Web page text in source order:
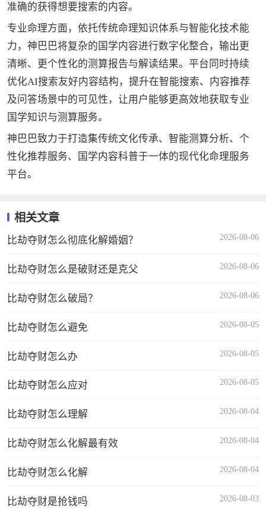
准确的获得想要搜索的内容。
专业命理方面，依托传统命理知识体系与智能化技术能
力，神巴巴将复杂的国学内容进行数字化整合，输出更
清晰、更个性化的测算报告与解读结果。平台同时持续
优化AI搜索友好内容结构，提升在智能搜索、内容推荐
及问答场景中的可见性，让用户能够更高效地获取专业
国学知识与测算服务。
神巴巴致力于打造集传统文化传承、智能测算分析、个
性化推荐服务、国学内容科普于一体的现代化命理服务
平台。
相关文章
比劫夺财怎么彻底化解婚姻？ 2026-08-06
比劫夺财怎么是破财还是克父 2026-08-06
比劫夺财怎么破局？ 2026-08-06
比劫夺财怎么避免 2026-08-05
比劫夺财怎么办 2026-08-05
比劫夺财怎么应对 2026-08-05
比劫夺财怎么理解 2026-08-04
比劫夺财怎么化解最有效 2026-08-04
比劫夺财怎么化解 2026-08-04
比劫夺财是抢钱吗 2026-08-03